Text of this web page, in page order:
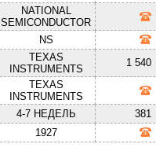
NATIONAL
SEMICONDUCTOR
NS
TEXAS
INSTRUMENTS
1 540
TEXAS
INSTRUMENTS
4-7 НЕДЕЛЬ
381
1927